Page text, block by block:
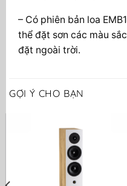
– Có phiên bản loa
thể đặt sơn các màu
đặt ngoài trời.
GỢI Ý CHO BẠN